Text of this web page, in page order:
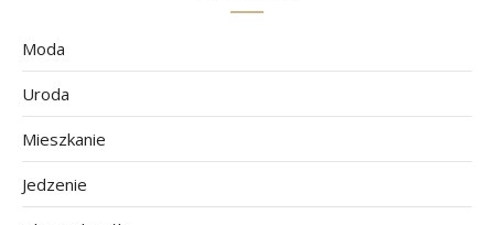
Moda
Uroda
Mieszkanie
Jedzenie